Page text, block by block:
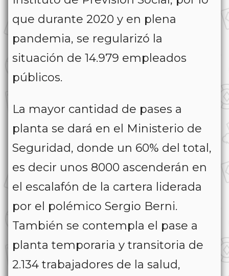
que durante 2020 y en plena
pandemia, se regularizó la
situación de 14.979 empleados
públicos.
La mayor cantidad de pases a
planta se dará en el Ministerio de
Seguridad, donde un 60% del total,
es decir unos 8000 ascenderán en
el escalafón de la cartera liderada
por el polémico Sergio Berni.
También se contempla el pase a
planta temporaria y transitoria de
2.134 trabajadores de la salud,